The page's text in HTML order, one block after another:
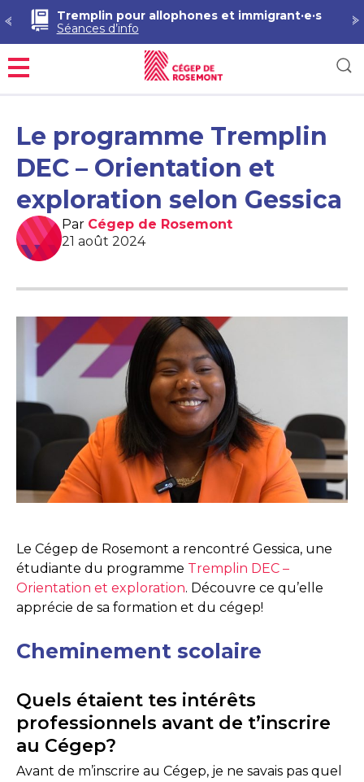
Tremplin pour allophones et immigrant·e·s
Séances d’info
Menu
Le programme Tremplin
DEC – Orientation et
exploration selon Gessica
Par Cégep de Rosemont
21 août 2024
Le Cégep de Rosemont a rencontré Gessica, une
étudiante du programme Tremplin DEC –
Orientation et exploration. Découvre ce qu’elle
apprécie de sa formation et du cégep!
Cheminement scolaire
Quels étaient tes intérêts
professionnels avant de t’inscrire
au Cégep?
Avant de m’inscrire au Cégep, je ne savais pas quel